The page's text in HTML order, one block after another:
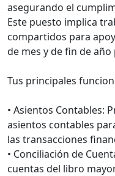
asegurando el
Este puesto implica
compartidos para
de mes y de fin de
Tus principales
• Asientos Contables:
asientos contables
las transacciones
• Conciliación de
cuentas del libro